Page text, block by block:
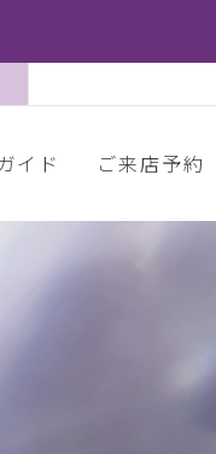
イド ご来店予約